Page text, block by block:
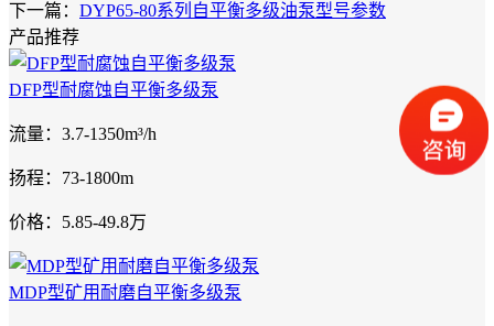
下一篇： DYP65-80系列自平衡多级油泵型号参数
产品推荐
DFP型耐腐蚀自平衡多级泵
流量：3.7-1350m³/h
扬程：73-1800m
价格：5.85-49.8万
MDP型矿用耐磨自平衡多级泵